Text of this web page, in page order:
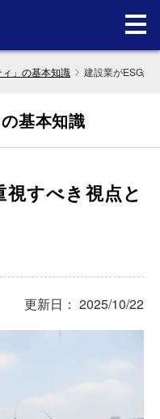
ィ」の基本知識 建設業がESG経
基本知識
すべき視点と
更新日： 2025/10/22